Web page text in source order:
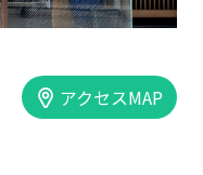
アクセスMAP